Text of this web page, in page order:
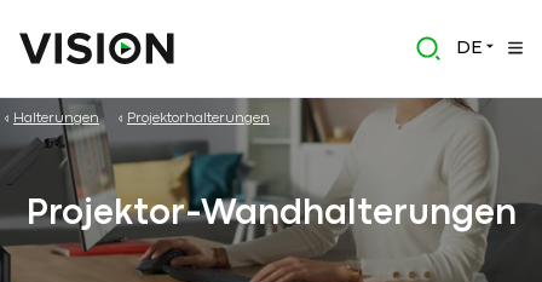
DE
Halterungen Projektorhalterungen
Projektor-Wandhalterungen